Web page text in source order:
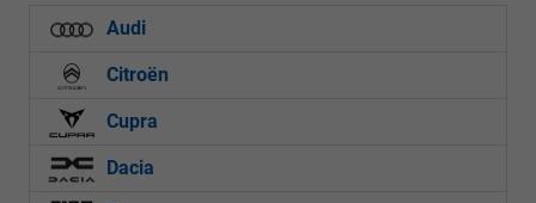
Audi
Citroën
Cupra
Dacia